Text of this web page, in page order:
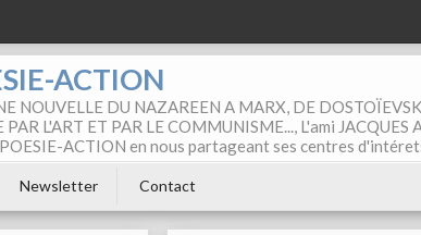
ACTION
NOUVELLE DU NAZAREEN A MARX, DE
PAR L'ART ET PAR LE COMMUNISME..., L'ami
ACTION en nous partageant ses centres
Newsletter Contact